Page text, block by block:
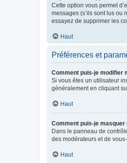
Cette option vous permet
messages (s’ils sont lus ou
essayez de supprimer les
Haut
Préférences et
Comment puis-je modifier
Si vous êtes un utilisateur
généralement en cliquant
Haut
Comment puis-je masquer
Dans le panneau de
des modérateurs et de
Haut